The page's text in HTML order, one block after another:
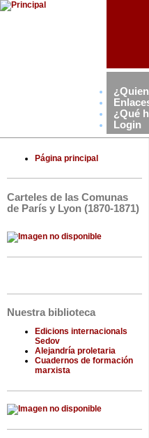
¿Qué
Login
Página principal
Carteles de las Comunas
de París y Lyon (1870-1871)
Nuestra biblioteca
Edicions internacionals
Sedov
Alejandría proletaria
Cuadernos de formación
marxista